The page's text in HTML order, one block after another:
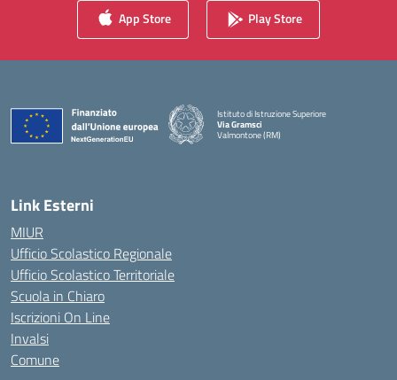
App Store Play Store
Istituto di Istruzione Superiore
Via Gramsci
Valmontone (RM)
Link Esterni
MIUR
Ufficio Scolastico Regionale
Ufficio Scolastico Territoriale
Scuola in Chiaro
Iscrizioni On Line
Invalsi
Comune